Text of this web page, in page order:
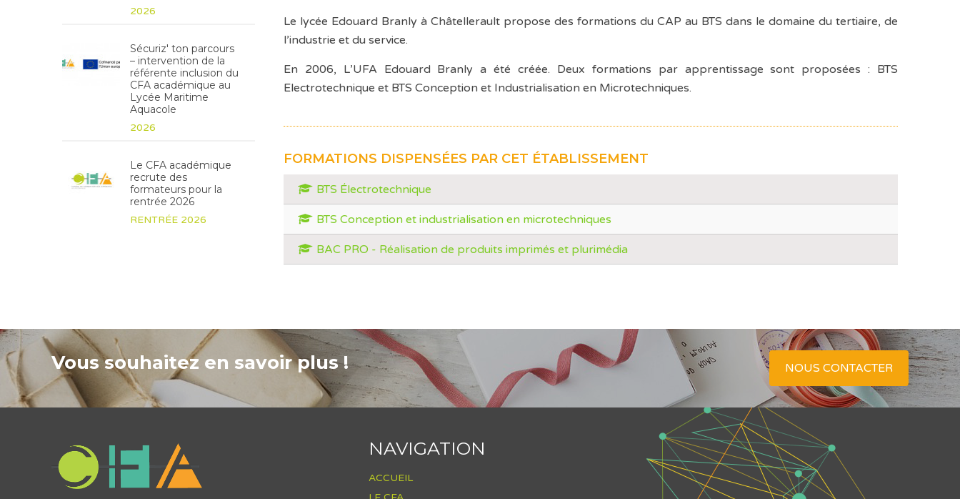
2026
Sécuriz' ton parcours
– intervention de la
référente inclusion du
CFA académique au
Lycée Maritime
Aquacole
2026
Le CFA académique
recrute des
formateurs pour la
rentrée 2026
RENTRÉE 2026
Le lycée Edouard Branly à Châtellerault propose des formations du CAP au BTS dans le domaine du tertiaire, de
l’industrie et du service.
En 2006, L’UFA Edouard Branly a été créée. Deux formations par apprentissage sont proposées : BTS
Electrotechnique et BTS Conception et Industrialisation en Microtechniques.
FORMATIONS DISPENSÉES PAR CET ÉTABLISSEMENT
BTS Électrotechnique
BTS Conception et industrialisation en microtechniques
BAC PRO - Réalisation de produits imprimés et plurimédia
Vous souhaitez en savoir plus ! NOUS CONTACTER
NAVIGATION
ACCUEIL